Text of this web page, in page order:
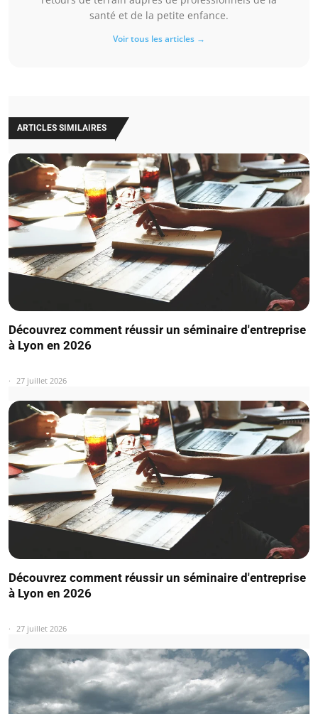
santé et de la petite enfance.
Voir tous les articles →
ARTICLES SIMILAIRES
Découvrez comment réussir un séminaire d'entreprise
à Lyon en 2026
27 juillet 2026
Découvrez comment réussir un séminaire d'entreprise
à Lyon en 2026
27 juillet 2026